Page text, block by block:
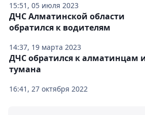
15:51, 05 июля 2023
14:37, 19 марта 2023
ДЧС Алматинской области
обратился к водителям
16:41, 27 октября 2022
ДЧС обратился к алматинцам
тумана